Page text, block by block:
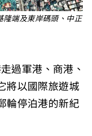
端及東岸碼頭、中正
過軍港、商港、
以國際旅遊城
停泊港的新紀